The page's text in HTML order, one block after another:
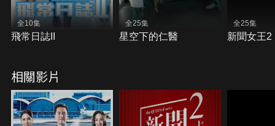
全10集
飛常日誌II
全25集
星空下的仁醫
全25集
新聞女王2
相關影片